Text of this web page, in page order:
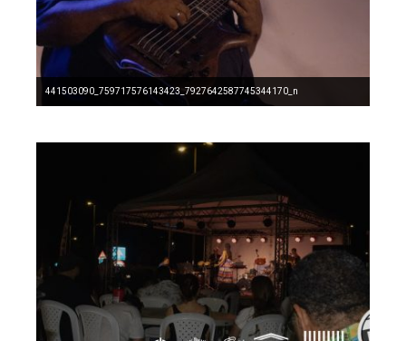
441503090_759717576143423_7927642587745344170_n